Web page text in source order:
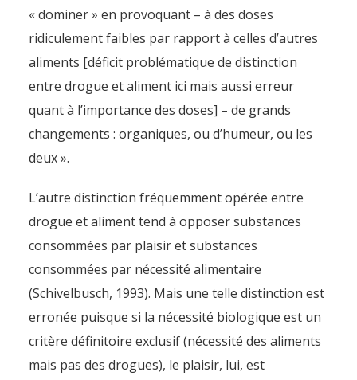
« dominer » en provoquant – à des doses
ridiculement faibles par rapport à celles d’autres
aliments [déficit problématique de distinction
entre drogue et aliment ici mais aussi erreur
quant à l’importance des doses] – de grands
changements : organiques, ou d’humeur, ou les
deux ».
L’autre distinction fréquemment opérée entre
drogue et aliment tend à opposer substances
consommées par plaisir et substances
consommées par nécessité alimentaire
(Schivelbusch, 1993). Mais une telle distinction est
erronée puisque si la nécessité biologique est un
critère définitoire exclusif (nécessité des aliments
mais pas des drogues), le plaisir, lui, est